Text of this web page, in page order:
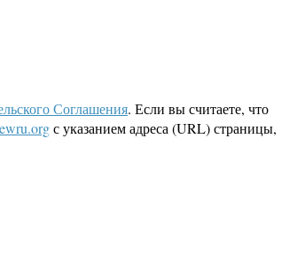
Соглашения. Если вы считаете, что
с указанием адреса (URL) страницы,